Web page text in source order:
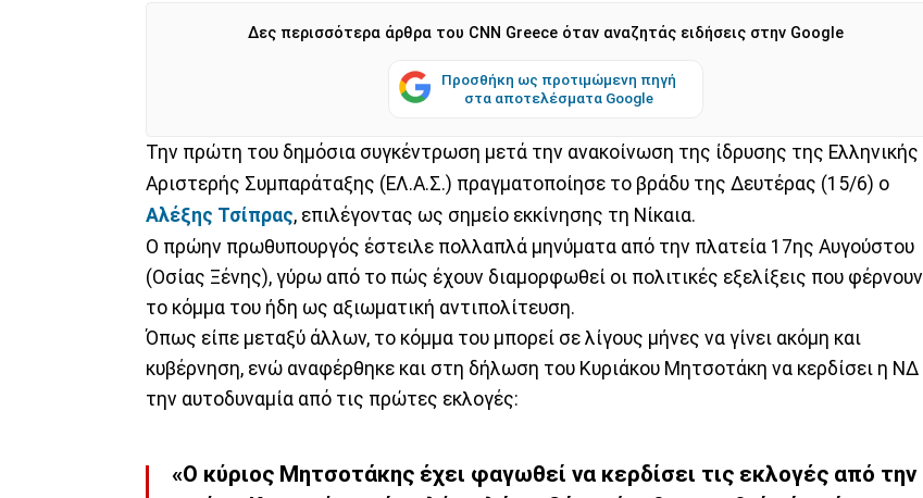
Δες περισσότερα άρθρα του CNN Greece όταν αναζητάς ειδήσεις στην Google
Προσθήκη ως προτιμώμενη πηγή
στα αποτελέσματα Google
Την πρώτη του δημόσια συγκέντρωση μετά την ανακοίνωση της ίδρυσης της Ελληνικής
Αριστερής Συμπαράταξης (ΕΛ.Α.Σ.) πραγματοποίησε το βράδυ της Δευτέρας (15/6) ο
Αλέξης Τσίπρας, επιλέγοντας ως σημείο εκκίνησης τη Νίκαια.
Ο πρώην πρωθυπουργός έστειλε πολλαπλά μηνύματα από την πλατεία 17ης Αυγούστου
(Οσίας Ξένης), γύρω από το πώς έχουν διαμορφωθεί οι πολιτικές εξελίξεις που φέρνουν
το κόμμα του ήδη ως αξιωματική αντιπολίτευση.
Όπως είπε μεταξύ άλλων, το κόμμα του μπορεί σε λίγους μήνες να γίνει ακόμη και
κυβέρνηση, ενώ αναφέρθηκε και στη δήλωση του Κυριάκου Μητσοτάκη να κερδίσει η ΝΔ
την αυτοδυναμία από τις πρώτες εκλογές:
«Ο κύριος Μητσοτάκης έχει φαγωθεί να κερδίσει τις εκλογές από την